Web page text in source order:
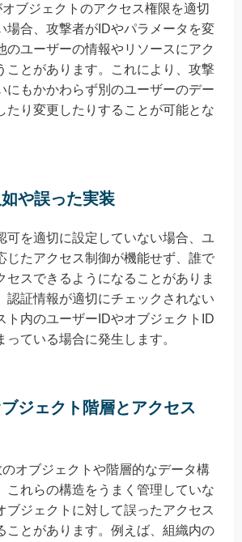
ブジェクトのアクセス権限を適切
場合、攻撃者がIDやパラメータを変
のユーザーの情報やリソースにアク
ことがあります。これにより、攻撃
にもかかわらず別のユーザーのデー
たり変更したりすることが可能とな
や誤った実装
可を適切に設定していない場合、ユ
じたアクセス制御が機能せず、誰で
セスできるようになることがありま
認証情報が適切にチェックされない
ト内のユーザーIDやオブジェクトID
っている場合に発生します。
ジェクト階層とアクセス
オブジェクトや階層的なデータ構
これらの構造をうまく管理していな
ブジェクトに対して誤ったアクセス
ことがあります。例えば、組織内の